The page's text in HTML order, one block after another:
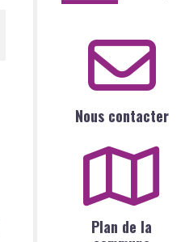
Nous contacter
Plan de la